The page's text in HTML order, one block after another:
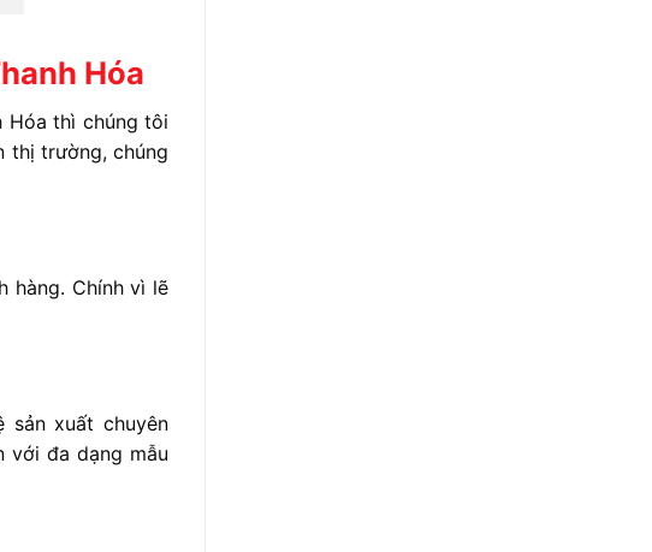
Hóa
Hóa thì chúng tôi
thị trường, chúng
hàng. Chính vì lẽ
sản xuất chuyên
với đa dạng mẫu